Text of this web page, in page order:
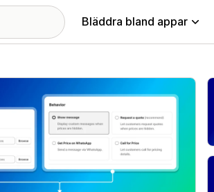
Bläddra bland appar